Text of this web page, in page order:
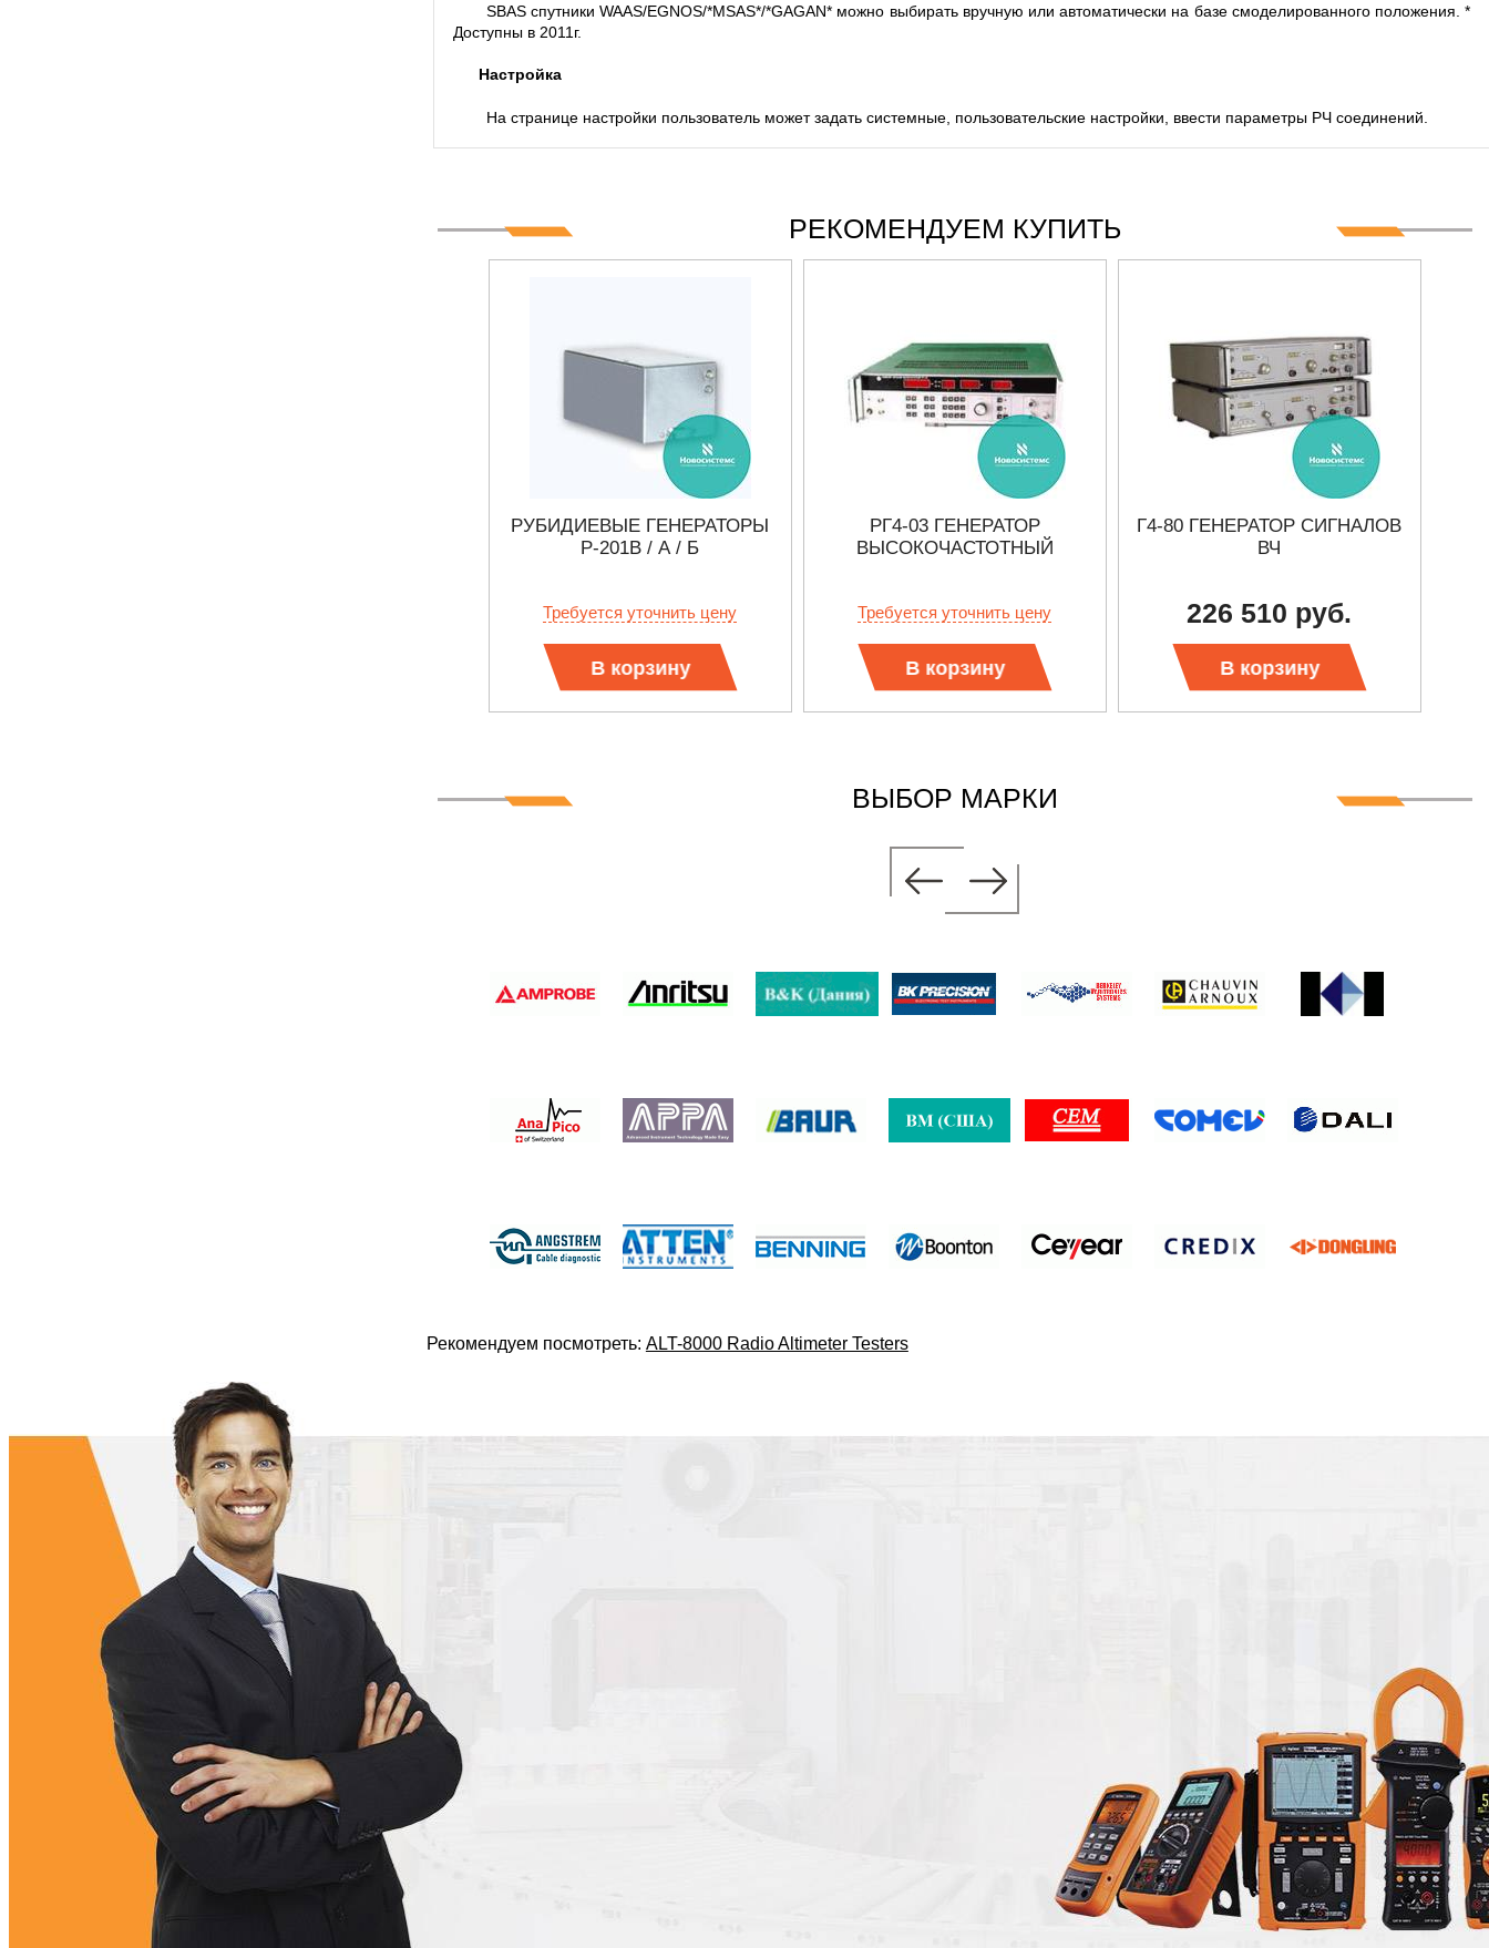
SBAS спутники WAAS/EGNOS/*MSAS*/*GAGAN* можно выбирать вручную или автоматически на базе смоделированного положения. *
Доступны в 2011г.
Настройка
На странице настройки пользователь может задать системные, пользовательские настройки, ввести параметры РЧ соединений.
РЕКОМЕНДУЕМ КУПИТЬ
РУБИДИЕВЫЕ ГЕНЕРАТОРЫ
Р-201В / А / Б
Требуется уточнить цену
В корзину
РГ4-03 ГЕНЕРАТОР
ВЫСОКОЧАСТОТНЫЙ
Требуется уточнить цену
В корзину
Г4-80 ГЕНЕРАТОР СИГНАЛОВ
ВЧ
226 510 руб.
В корзину
ВЫБОР МАРКИ
Рекомендуем посмотреть: ALT-8000 Radio Altimeter Testers